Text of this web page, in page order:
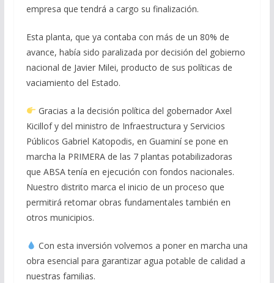
empresa que tendrá a cargo su finalización.
Esta planta, que ya contaba con más de un 80% de
avance, había sido paralizada por decisión del gobierno
nacional de Javier Milei, producto de sus políticas de
vaciamiento del Estado.
Gracias a la decisión política del gobernador Axel
Kicillof y del ministro de Infraestructura y Servicios
Públicos Gabriel Katopodis, en Guaminí se pone en
marcha la PRIMERA de las 7 plantas potabilizadoras
que ABSA tenía en ejecución con fondos nacionales.
Nuestro distrito marca el inicio de un proceso que
permitirá retomar obras fundamentales también en
otros municipios.
Con esta inversión volvemos a poner en marcha una
obra esencial para garantizar agua potable de calidad a
nuestras familias.